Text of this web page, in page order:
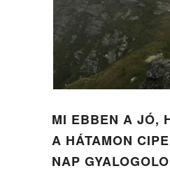
MI EBBEN A JÓ,
A HÁTAMON
NAP